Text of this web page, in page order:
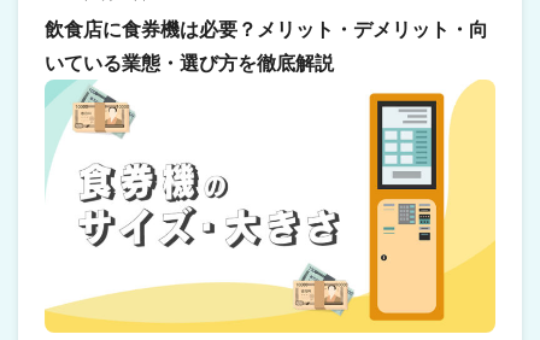
飲食店に食券機は必要？メリット・デメリット・向
いている業態・選び方を徹底解説